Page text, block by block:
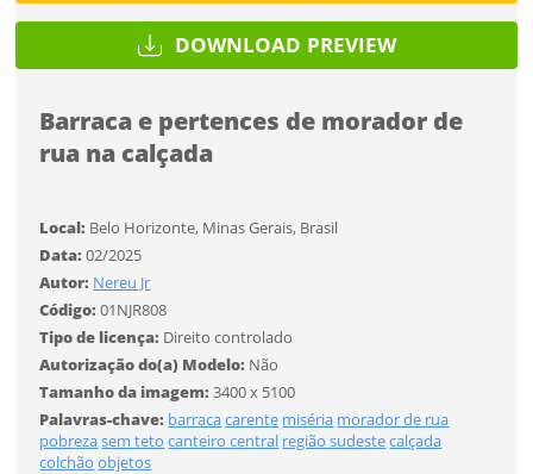
DOWNLOAD PREVIEW
Barraca e pertences de morador de
rua na calçada
Local: Belo Horizonte, Minas Gerais, Brasil
Data:02/2025
Autor: Nereu Jr
Código:01NJR808
Tipo de licença: Direito controlado
Autorização do(a) Modelo: Não
Tamanho da imagem:3400 x 5100
Palavras-chave: barracacarente miséria morador de rua
pobrezasem teto canteiro central região sudestecalçada
colchão objetos
Tamanho
Desejo receber novidades sobre a Pulsar Imagens
CADASTRAR
Já tem uma conta?
Tipo de download